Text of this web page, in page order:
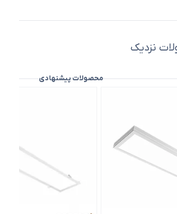
نزدیک
محصولات پیشنهادی